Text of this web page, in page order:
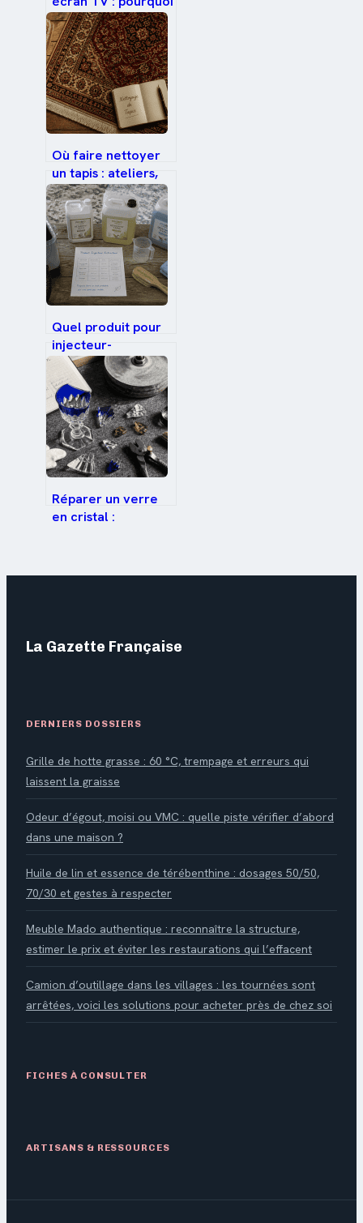
ce geste ruine
votre dalle OLED
Où faire nettoyer
un tapis : ateliers,
services à domicile
et méthodes
professionnelles
pour un résultat
durable
Quel produit pour
injecteur-
extracteur choisir :
préserver votre
moteur, éliminer
les taches et
garantir un séchage
rapide
Réparer un verre
en cristal :
La Gazette Française
DERNIERS DOSSIERS
Grille de hotte grasse : 60 °C, trempage et erreurs qui
laissent la graisse
Odeur d’égout, moisi ou VMC : quelle piste vérifier d’abord
dans une maison ?
Huile de lin et essence de térébenthine : dosages 50/50,
70/30 et gestes à respecter
Meuble Mado authentique : reconnaître la structure,
estimer le prix et éviter les restaurations qui l’effacent
Camion d’outillage dans les villages : les tournées sont
arrêtées, voici les solutions pour acheter près de chez soi
FICHES À CONSULTER
ARTISANS & RESSOURCES